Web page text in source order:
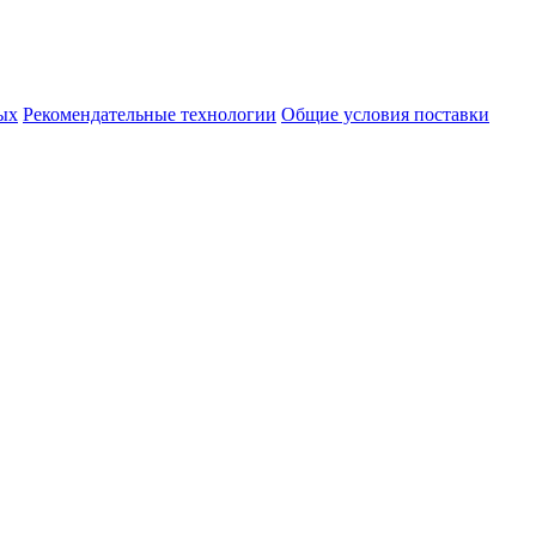
Рекомендательные технологии Общие условия поставки